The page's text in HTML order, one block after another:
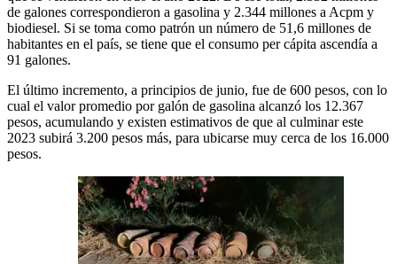
de galones correspondieron a gasolina y 2.344 millones a Acpm y
biodiesel. Si se toma como patrón un número de 51,6 millones de
habitantes en el país, se tiene que el consumo per cápita ascendía a
91 galones.
El último incremento, a principios de junio, fue de 600 pesos, con lo
cual el valor promedio por galón de gasolina alcanzó los 12.367
pesos, acumulando y existen estimativos de que al culminar este
2023 subirá 3.200 pesos más, para ubicarse muy cerca de los 16.000
pesos.